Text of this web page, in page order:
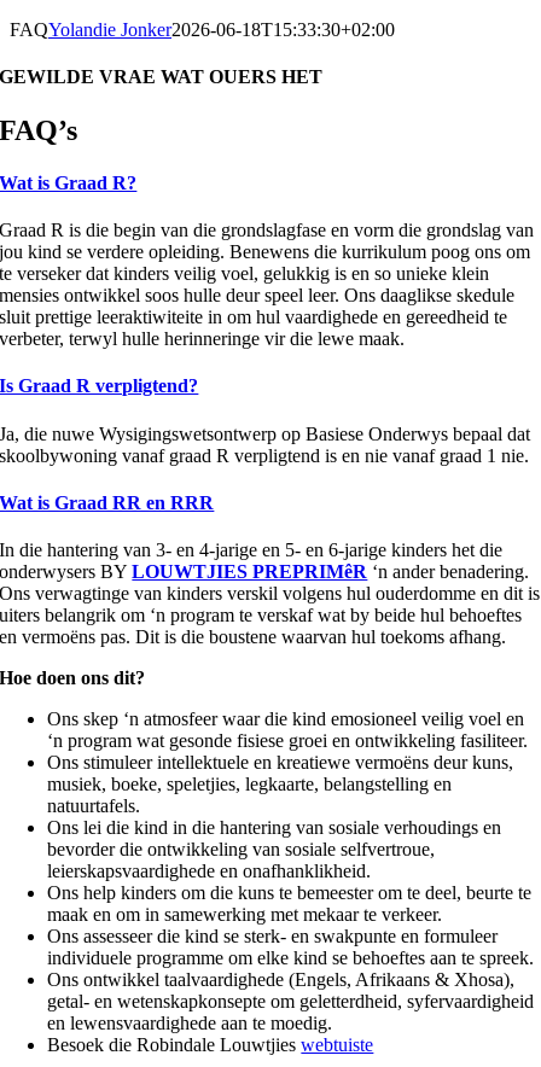
FAQYolandie Jonker2026-06-18T15:33:30+02:00
GEWILDE VRAE WAT OUERS HET
FAQ’s
Wat is Graad R?
Graad R is die begin van die grondslagfase en vorm die grondslag van
jou kind se verdere opleiding. Benewens die kurrikulum poog ons om
te verseker dat kinders veilig voel, gelukkig is en so unieke klein
mensies ontwikkel soos hulle deur speel leer. Ons daaglikse skedule
sluit prettige leeraktiwiteite in om hul vaardighede en gereedheid te
verbeter, terwyl hulle herinneringe vir die lewe maak.
Is Graad R verpligtend?
Ja, die nuwe Wysigingswetsontwerp op Basiese Onderwys bepaal dat
skoolbywoning vanaf graad R verpligtend is en nie vanaf graad 1 nie.
Wat is Graad RR en RRR
In die hantering van 3- en 4-jarige en 5- en 6-jarige kinders het die
onderwysers BYLOUWTJIES PREPRIMêR ‘n ander benadering.
Ons verwagtinge van kinders verskil volgens hul ouderdomme en dit is
uiters belangrik om ‘n program te verskaf wat by beide hul behoeftes
en vermoëns pas. Dit is die boustene waarvan hul toekoms afhang.
Hoe doen ons dit?
Ons skep ‘n atmosfeer waar die kind emosioneel veilig voel en
‘n program wat gesonde fisiese groei en ontwikkeling fasiliteer.
Ons stimuleer intellektuele en kreatiewe vermoëns deur kuns,
musiek, boeke, speletjies, legkaarte, belangstelling en
natuurtafels.
Ons lei die kind in die hantering van sosiale verhoudings en
bevorder die ontwikkeling van sosiale selfvertroue,
leierskapsvaardighede en onafhanklikheid.
Ons help kinders om die kuns te bemeester om te deel, beurte te
maak en om in samewerking met mekaar te verkeer.
Ons assesseer die kind se sterk- en swakpunte en formuleer
individuele programme om elke kind se behoeftes aan te spreek.
Ons ontwikkel taalvaardighede (Engels, Afrikaans & Xhosa),
getal- en wetenskapkonsepte om geletterdheid, syfervaardigheid
en lewensvaardighede aan te moedig.
Besoek die Robindale Louwtjieswebtuiste